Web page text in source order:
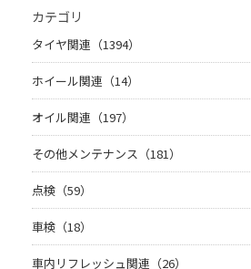
カテゴリ
タイヤ関連（1394）
ホイール関連（14）
オイル関連（197）
その他メンテナンス（181）
点検（59）
車検（18）
車内リフレッシュ関連（26）